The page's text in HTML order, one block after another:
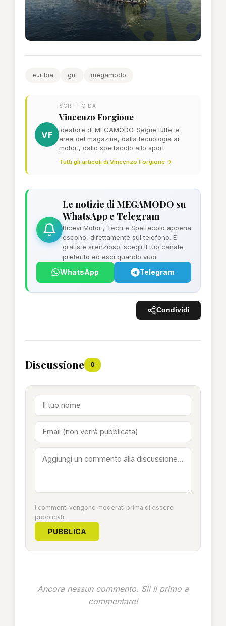
euribia gnl megamodo
VF
SCRITTO DA
Vincenzo Forgione
Ideatore di MEGAMODO. Segue tutte le
aree del magazine, dalla tecnologia ai
motori, dallo spettacolo allo sport.
Tutti gli articoli di Vincenzo Forgione →
Le notizie di MEGAMODO su
WhatsApp e Telegram
Ricevi Motori, Tech e Spettacolo appena
escono, direttamente sul telefono. È
gratis e silenzioso: scegli il tuo canale
preferito ed esci quando vuoi.
WhatsApp Telegram
Condividi
Discussione 0
I commenti vengono moderati prima di essere
pubblicati.
PUBBLICA
Ancora nessun commento. Sii il primo a
commentare!